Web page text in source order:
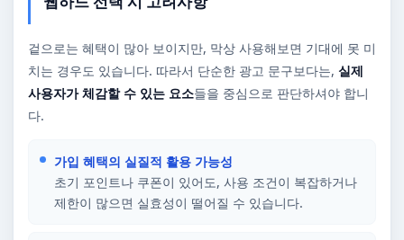
겉으로는 혜택이 많아 보이지만, 막상 사용해보면 기대에 못 미
치는 경우도 있습니다. 따라서 단순한 광고 문구보다는, 실제
사용자가 체감할 수 있는 요소들을 중심으로 판단하셔야 합니
다.
가입 혜택의 실질적 활용 가능성
초기 포인트나 쿠폰이 있어도, 사용 조건이 복잡하거나
제한이 많으면 실효성이 떨어질 수 있습니다.